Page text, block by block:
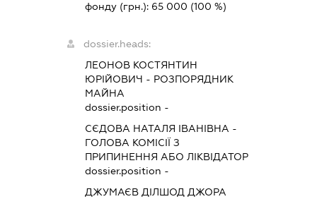
фонду (грн.): 65 000 (100 %)
dossier.heads:
ЛЕОНОВ КОСТЯНТИН
ЮРІЙОВИЧ - РОЗПОРЯДНИК
МАЙНА
dossier.position -
СЄДОВА НАТАЛЯ ІВАНІВНА -
ГОЛОВА КОМІСІЇ З
ПРИПИНЕННЯ АБО ЛІКВІДАТОР
dossier.position -
ДЖУМАЄВ ДІЛШОД ДЖОРА